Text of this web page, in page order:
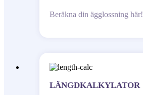
Beräkna din ägglossning här!
LÄNGDKALKYLATOR